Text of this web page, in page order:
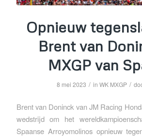
Opnieuw
Brent van
MXGP van
8 mei 2023 / in WK MXGP /
Brent van Doninck van JM Racing
wedstrijd om het
Spaanse Arroyomolinos opnieuw